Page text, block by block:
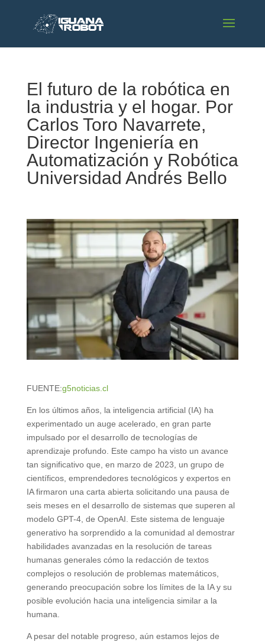
El futuro de la robótica en
la industria y el hogar. Por
Carlos Toro Navarrete,
Director Ingeniería en
Automatización y Robótica
Universidad Andrés Bello
FUENTE:g5noticias.cl
En los últimos años, la inteligencia artificial (IA) ha
experimentado un auge acelerado, en gran parte
impulsado por el desarrollo de tecnologías de
aprendizaje profundo. Este campo ha visto un avance
tan significativo que, en marzo de 2023, un grupo de
científicos, emprendedores tecnológicos y expertos en
IA firmaron una carta abierta solicitando una pausa de
seis meses en el desarrollo de sistemas que superen al
modelo GPT-4, de OpenAI. Este sistema de lenguaje
generativo ha sorprendido a la comunidad al demostrar
habilidades avanzadas en la resolución de tareas
humanas generales cómo la redacción de textos
complejos o resolución de problemas matemáticos,
generando preocupación sobre los límites de la IA y su
posible evolución hacia una inteligencia similar a la
humana.
A pesar del notable progreso, aún estamos lejos de